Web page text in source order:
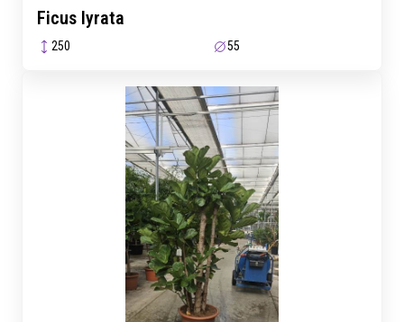
Ficus lyrata
250 55